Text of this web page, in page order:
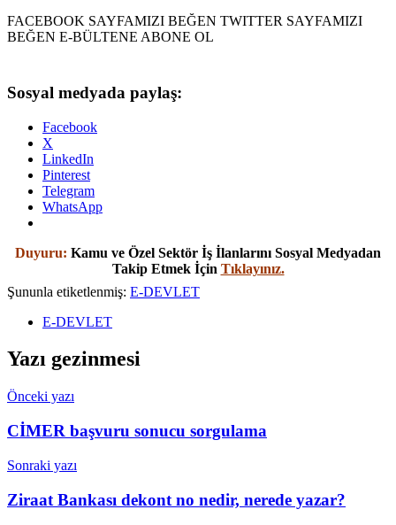
FACEBOOK SAYFAMIZI BEĞEN TWITTER SAYFAMIZI
BEĞEN E-BÜLTENE ABONE OL
Sosyal medyada paylaş:
Facebook
X
LinkedIn
Pinterest
Telegram
WhatsApp
Duyuru: Kamu ve Özel Sektör İş İlanlarını Sosyal Medyadan
Takip Etmek İçin Tıklayınız.
Şununla etiketlenmiş: E-DEVLET
E-DEVLET
Yazı gezinmesi
Önceki yazı
CİMER başvuru sonucu sorgulama
Sonraki yazı
Ziraat Bankası dekont no nedir, nerede yazar?